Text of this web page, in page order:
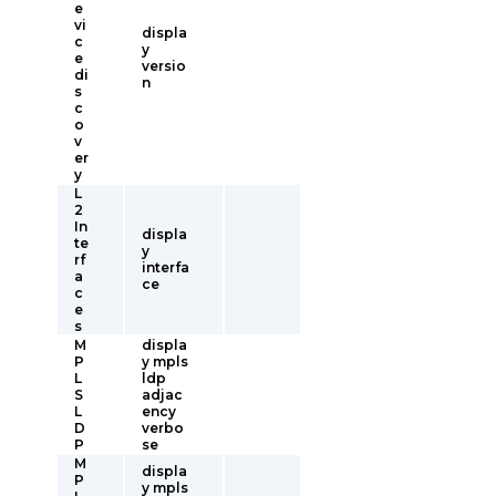
e
vi
c
e
di
s
c
o
v
er
y
displa
y
versio
n
L
2
In
te
rf
a
c
e
s
displa
y
interfa
ce
M
P
L
S
L
D
P
displa
y mpls
ldp
adjac
ency
verbo
se
M
P
displa
y mpls